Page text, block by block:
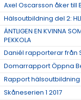
Axel Oscarsson åker till
Hälsoutbildning del 2:
ÄNTLIGEN EN KVINNA
PEKKOLA
Daniél rapporterar från
Domarrapport Öppna
Rapport hälsoutbildning
Skåneserien 1 2017